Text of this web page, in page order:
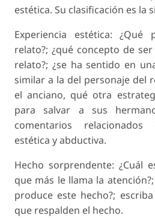
estética. Su clasificación es la
Experiencia estética:
relato?; ¿qué concepto de
relato?; ¿se ha sentido en
similar a la del personaje del
el anciano, qué otra
para salvar a sus
comentarios
estética y abductiva.
Hecho sorprendente: ¿Cuál
que más le llama la
produce este hecho?;
que respalden el hecho.